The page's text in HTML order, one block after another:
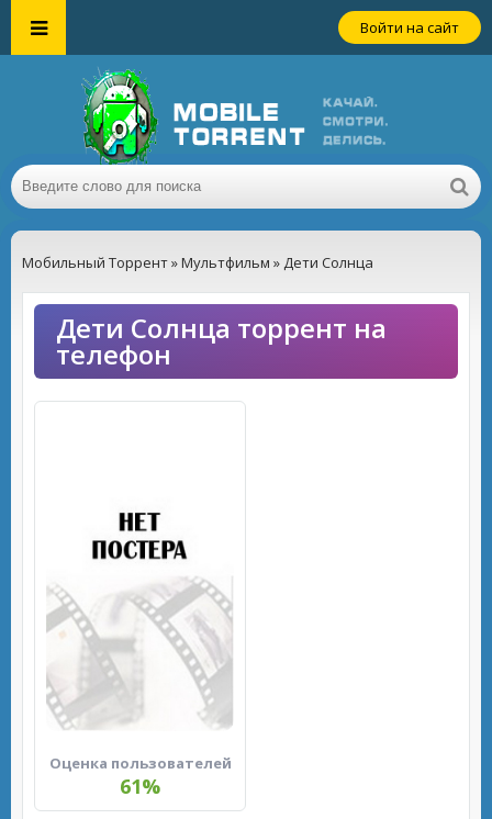
Войти на сайт
Мобильный Торрент»Мультфильм » Дети Солнца
Дети Солнца торрент на
телефон
Оценка пользователей
61%